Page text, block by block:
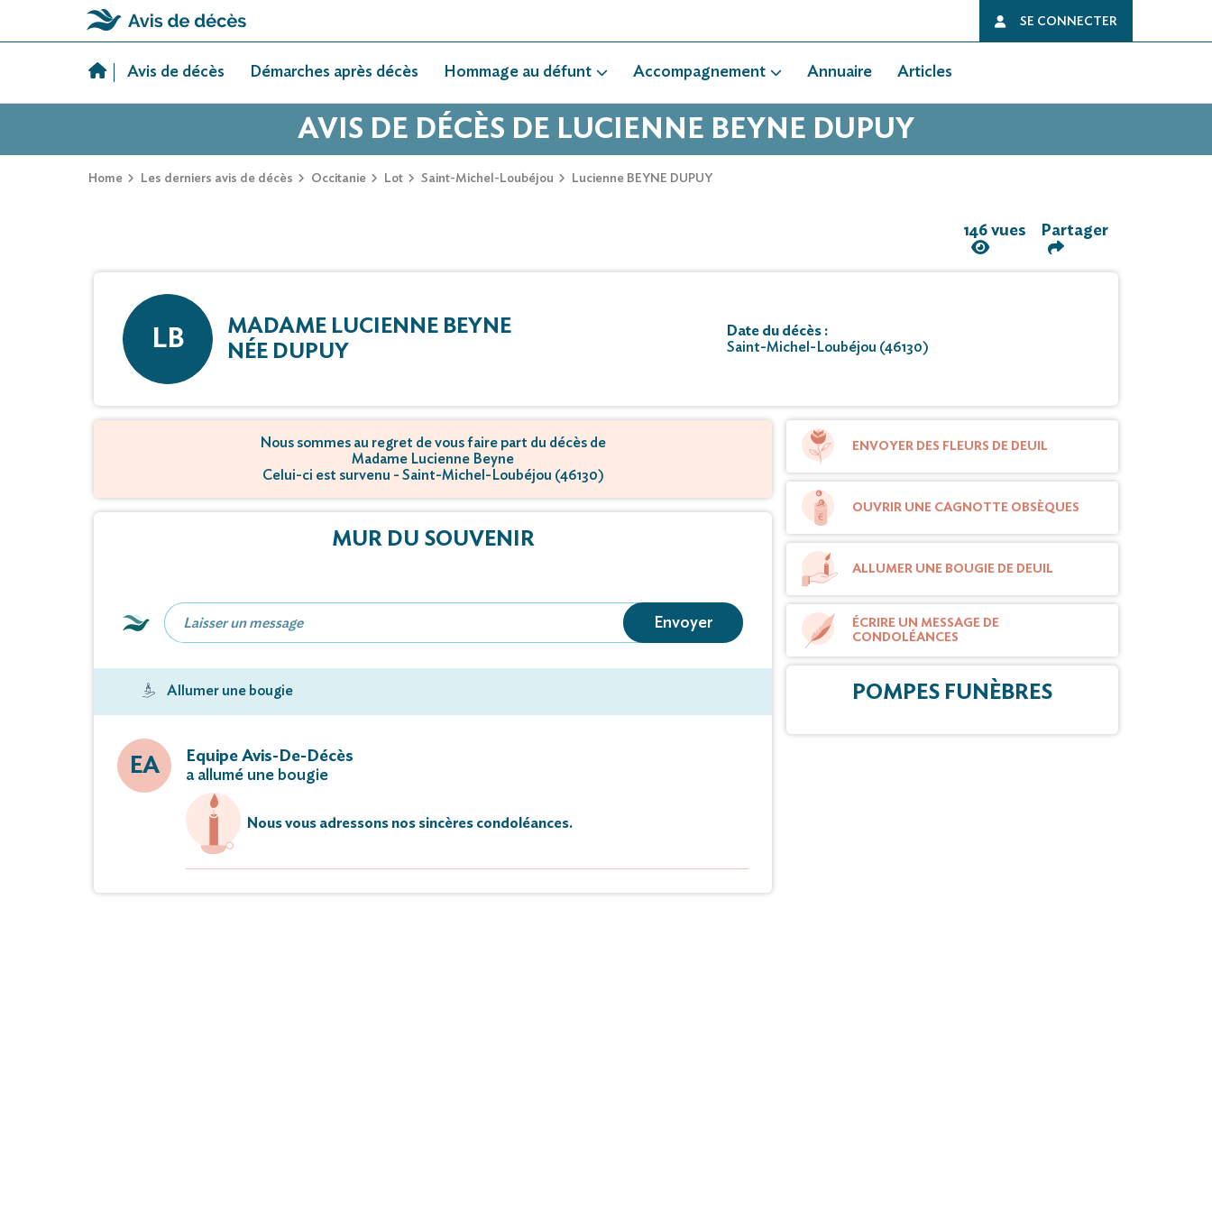
SE CONNECTER
Avis de décès Démarches après décès Hommage au défunt Accompagnement Annuaire Articles
AVIS DE DÉCÈS DE LUCIENNE BEYNE DUPUY
Home Les derniers avis de décès Occitanie Lot Saint-Michel-Loubéjou Lucienne BEYNE DUPUY
146 vues Partager
LB
MADAME LUCIENNE BEYNE
NÉE DUPUY
Date du décès :
Saint-Michel-Loubéjou (46130)
Nous sommes au regret de vous faire part du décès de
Madame Lucienne Beyne
Celui-ci est survenu - Saint-Michel-Loubéjou (46130)
MUR DU SOUVENIR
Envoyer
Allumer une bougie
EA
Equipe Avis-De-Décès
a allumé une bougie
Nous vous adressons nos sincères condoléances.
ENVOYER DES FLEURS DE DEUIL
OUVRIR UNE CAGNOTTE OBSÈQUES
ALLUMER UNE BOUGIE DE DEUIL
ÉCRIRE UN MESSAGE DE
CONDOLÉANCES
POMPES FUNÈBRES